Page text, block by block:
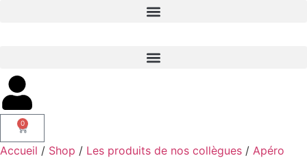
0
Accueil / Shop / Les produits de nos collègues / Apéro